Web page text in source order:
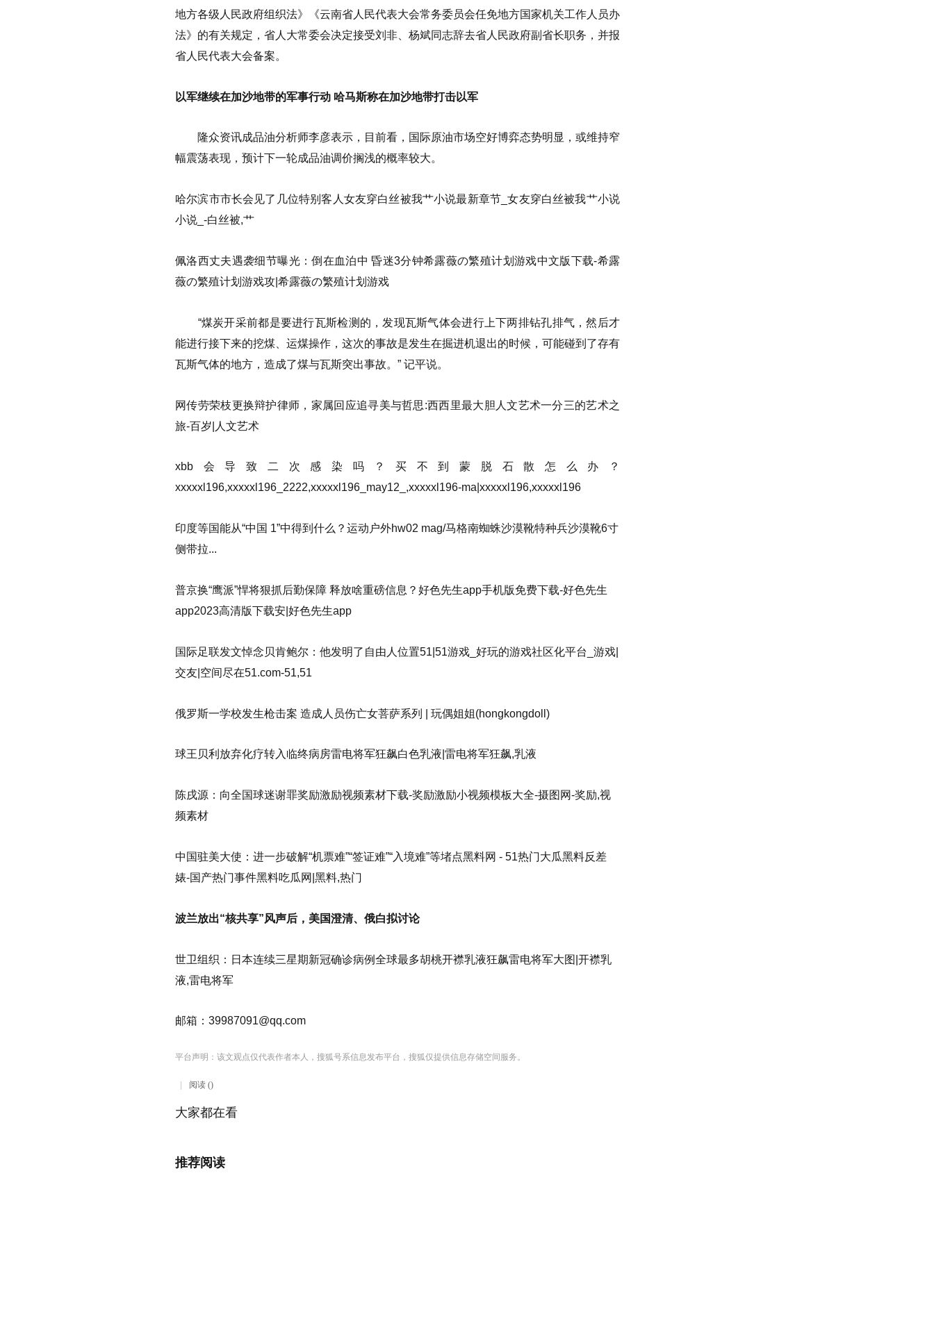
地方各级人民政府组织法》《云南省人民代表大会常务委员会任免地方国家机关工作人员办
法》的有关规定，省人大常委会决定接受刘非、杨斌同志辞去省人民政府副省长职务，并报
省人民代表大会备案。
以军继续在加沙地带的军事行动 哈马斯称在加沙地带打击以军
隆众资讯成品油分析师李彦表示，目前看，国际原油市场空好博弈态势明显，或维持窄
幅震荡表现，预计下一轮成品油调价搁浅的概率较大。
哈尔滨市市长会见了几位特别客人女友穿白丝被我艹小说最新章节_女友穿白丝被我艹小说
小说_-白丝被,艹
佩洛西丈夫遇袭细节曝光：倒在血泊中 昏迷3分钟希露薇の繁殖计划游戏中文版下载-希露
薇の繁殖计划游戏攻|希露薇の繁殖计划游戏
“煤炭开采前都是要进行瓦斯检测的，发现瓦斯气体会进行上下两排钻孔排气，然后才
能进行接下来的挖煤、运煤操作，这次的事故是发生在掘进机退出的时候，可能碰到了存有
瓦斯气体的地方，造成了煤与瓦斯突出事故。” 记平说。
网传劳荣枝更换辩护律师，家属回应追寻美与哲思:西西里最大胆人文艺术一分三的艺术之
旅-百岁|人文艺术
xbb会导致二次感染吗？买不到蒙脱石散怎么办？
xxxxxl196,xxxxxl196_2222,xxxxxl196_may12_,xxxxxl196-ma|xxxxxl196,xxxxxl196
印度等国能从“中国 1”中得到什么？运动户外hw02 mag/马格南蜘蛛沙漠靴特种兵沙漠靴6寸
侧带拉...
普京换“鹰派”悍将狠抓后勤保障 释放啥重磅信息？好色先生app手机版免费下载-好色先生
app2023高清版下载安|好色先生app
国际足联发文悼念贝肯鲍尔：他发明了自由人位置51|51游戏_好玩的游戏社区化平台_游戏|
交友|空间尽在51.com-51,51
俄罗斯一学校发生枪击案 造成人员伤亡女菩萨系列 | 玩偶姐姐(hongkongdoll)
球王贝利放弃化疗转入临终病房雷电将军狂飙白色乳液|雷电将军狂飙,乳液
陈戌源：向全国球迷谢罪奖励激励视频素材下载-奖励激励小视频模板大全-摄图网-奖励,视
频素材
中国驻美大使：进一步破解“机票难”“签证难”“入境难”等堵点 黑料网 - 51热门大瓜黑料反差
婊-国产热门事件黑料吃瓜网|黑料,热门
波兰放出“核共享”风声后，美国澄清、俄白拟讨论
世卫组织：日本连续三星期新冠确诊病例全球最多胡桃开襟乳液狂飙雷电将军大图|开襟乳
液,雷电将军
邮箱： 39987091@qq.com
平台声明：该文观点仅代表作者本人，搜狐号系信息发布平台，搜狐仅提供信息存储空间服务。
阅读 ()
大家都在看
推荐阅读